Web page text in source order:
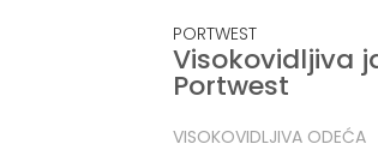
PORTWEST
Visokovidljiva
Portwest
VISOKOVIDLJIVA ODEĆA